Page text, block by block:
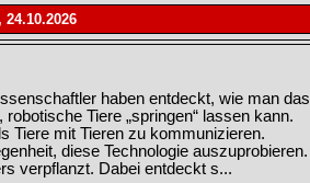
haben entdeckt, wie man das
Tiere „springen“ lassen kann.
Tiere mit Tieren zu kommunizieren.
diese Technologie auszuprobieren.
verpflanzt. Dabei entdeckt s...